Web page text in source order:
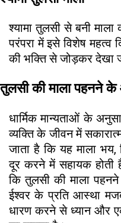
श्यामा तुलसी से बनी माला
परंपरा में इसे विशेष महत्व
की भक्ति से जोड़कर देखा
तुलसी की माला पहनने के
धार्मिक मान्यताओं के
व्यक्ति के जीवन में
जाता है कि यह माला भय,
दूर करने में सहायक होती
कि तुलसी की माला
ईश्वर के प्रति आस्था
धारण करने से ध्यान और